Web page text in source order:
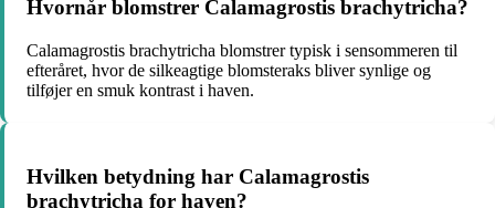
Hvornår blomstrer Calamagrostis brachytricha?
Calamagrostis brachytricha blomstrer typisk i sensommeren til
efteråret, hvor de silkeagtige blomsteraks bliver synlige og
tilføjer en smuk kontrast i haven.
Hvilken betydning har Calamagrostis
brachytricha for haven?